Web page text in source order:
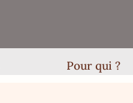
Pour qui ?